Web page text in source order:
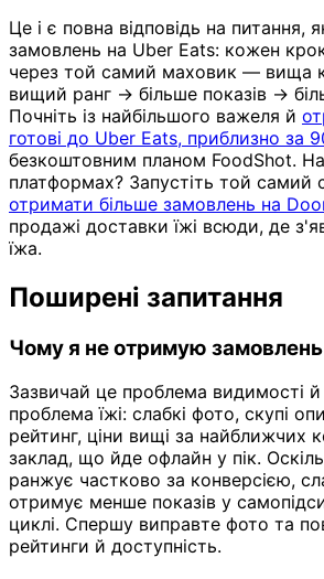
Це і є повна відповідь на питання,
замовлень на Uber Eats: кожен
через той самий маховик — вища
вищий ранг → більше показів →
Почніть із найбільшого важеля й
готові до Uber Eats, приблизно за
безкоштовним планом FoodShot. На
платформах? Запустіть той самий
отримати більше замовлень на
продажі доставки їжі всюди, де
їжа.
Поширені запитання
Чому я не отримую
Зазвичай це проблема видимості й
проблема їжі: слабкі фото, скупі
рейтинг, ціни вищі за найближчих
заклад, що йде офлайн у пік.
ранжує частково за конверсією,
отримує менше показів у
циклі. Спершу виправте фото та
рейтинги й доступність.